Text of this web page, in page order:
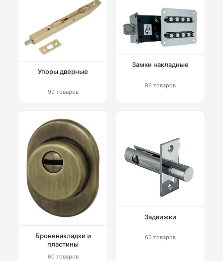
Упоры дверные
99 товаров
Замки накладные
86 товаров
Броненакладки и
пластины
60 товаров
Задвижки
60 товаров